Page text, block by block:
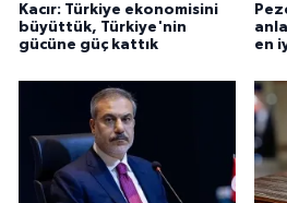
Kacır: Türkiye ekonomisini
büyüttük, Türkiye'nin
gücüne güç kattık
en